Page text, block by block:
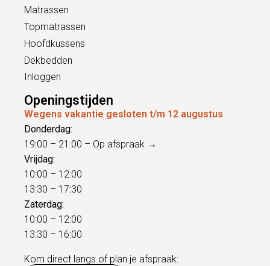
Matrassen
Topmatrassen
Hoofdkussens
Dekbedden
Inloggen
Openingstijden
Wegens vakantie gesloten t/m 12 augustus
Donderdag:
19:00 – 21:00 – Op afspraak →
Vrijdag:
10:00 – 12:00
13:30 – 17:30
Zaterdag:
10:00 – 12:00
13:30 – 16:00
Kom direct langs of plan je afspraak: